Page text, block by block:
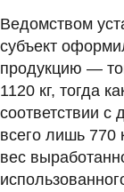
Ведомством
субъект
продукцию —
1120 кг, тогда
соответствии
всего лишь 770
вес